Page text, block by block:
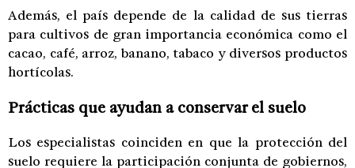
Además, el país depende de la calidad de sus tierras
para cultivos de gran importancia económica como el
cacao, café, arroz, banano, tabaco y diversos productos
hortícolas.
Prácticas que ayudan a conservar el suelo
Los especialistas coinciden en que la protección del
suelo requiere la participación conjunta de gobiernos,